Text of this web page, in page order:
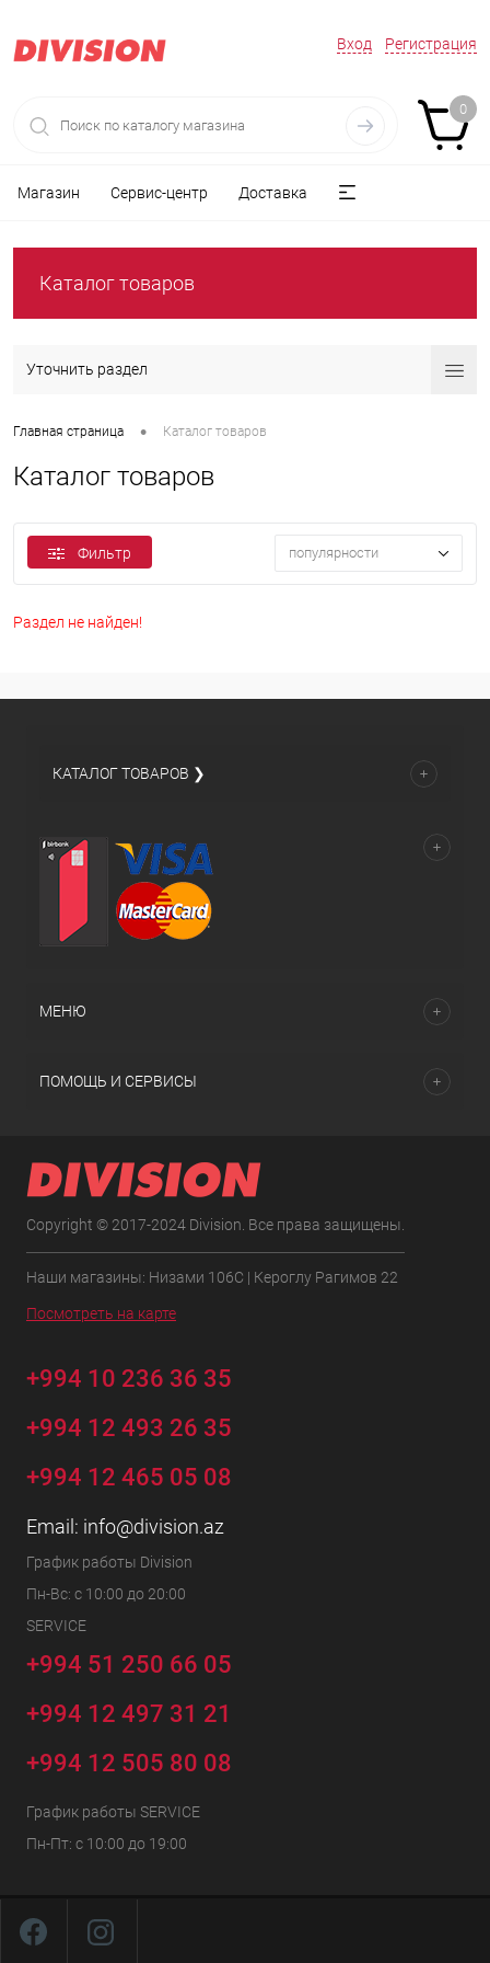
Вход Регистрация
0
Магазин Сервис-центр Доставка
Каталог товаров
Уточнить раздел
Главная страница • Каталог товаров
Каталог товаров
Фильтр популярности
Раздел не найден!
КАТАЛОГ ТОВАРОВ ❯
МЕНЮ
ПОМОЩЬ И СЕРВИСЫ
Copyright © 2017-2024 Division. Все права защищены.
Наши магазины: Низами 106C | Кероглу Рагимов 22
Посмотреть на карте
+994 10 236 36 35
+994 12 493 26 35
+994 12 465 05 08
Email: info@division.az
График работы Division
Пн-Вс: с 10:00 до 20:00
SERVICE
+994 51 250 66 05
+994 12 497 31 21
+994 12 505 80 08
График работы SERVICE
Пн-Пт: с 10:00 до 19:00